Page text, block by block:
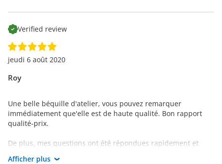
Verified review
Roy
jeudi 6 août 2020
Une belle béquille d'atelier, vous pouvez remarquer
immédiatement que'elle est de haute qualité. Bon rapport
qualité-prix.
De plus, mes questions ont été répondues rapidement et
Afficher plus